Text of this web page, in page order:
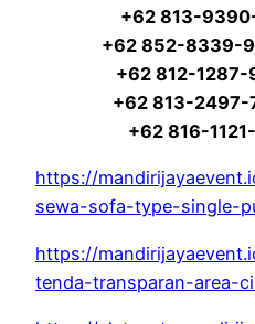
+62 813-
+62 852-8339-
+62 812-1287-
+62 813-2497-
+62 816-
https://
sewa-sofa-type-single-
https://
tenda-transparan-area-